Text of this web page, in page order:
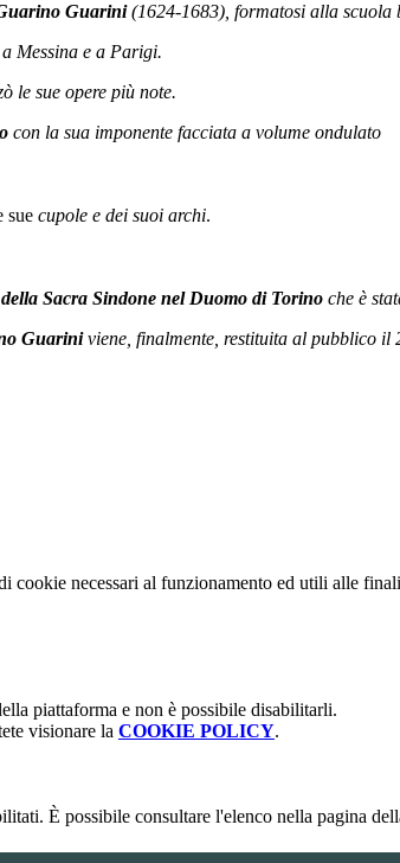
Guarini (1624-1683), formatosi alla
Messina e a Parigi.
le sue opere più note.
con la sua imponente facciata a volume ondulato
sue cupole e dei suoi archi.
Sacra Sindone nel Duomo di Torino che è
Guarini viene, finalmente, restituita al pubblico il
cookie necessari al funzionamento ed utili alle
piattaforma e non è possibile disabilitarli.
visionare la COOKIE POLICY.
È possibile consultare l'elenco nella pagina